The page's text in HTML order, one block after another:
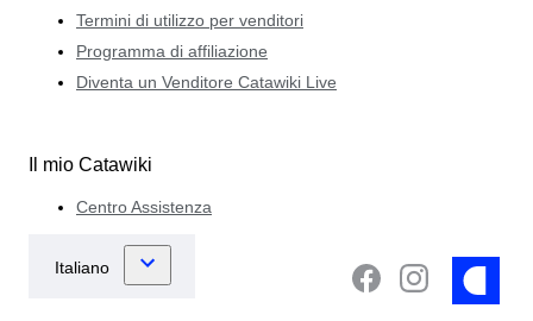
Termini di utilizzo per venditori
Programma di affiliazione
Diventa un Venditore Catawiki Live
Il mio Catawiki
Centro Assistenza